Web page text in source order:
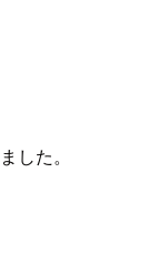
した。